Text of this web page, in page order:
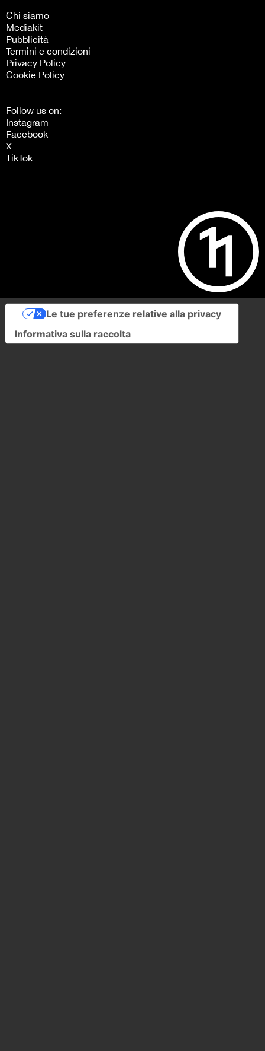
Chi siamo
Mediakit
Pubblicità
Termini e condizioni
Privacy Policy
Cookie Policy
Follow us on:
Instagram
Facebook
X
TikTok
Informativa sulla raccolta
Le tue preferenze relative alla privacy